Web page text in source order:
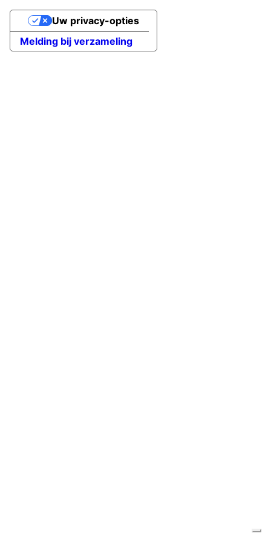
Melding bij verzameling
Uw privacy-opties